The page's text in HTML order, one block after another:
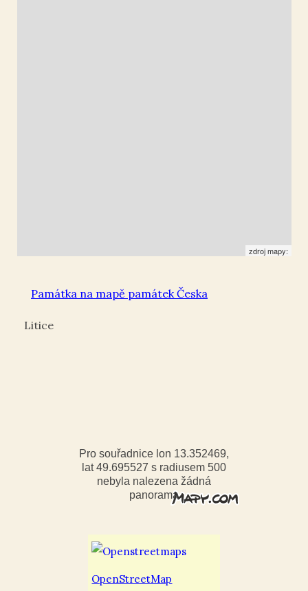
zdroj mapy:
Památka na mapě památek Česka
Litice
Pro souřadnice lon 13.352469,
lat 49.695527 s radiusem 500
nebyla nalezena žádná
panorama
OpenStreetMap